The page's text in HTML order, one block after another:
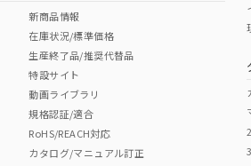
Cr(VI)
新商品情報
在庫状況/標準価格
生産終了品/推奨代替品
特設サイト
動画ライブラリ
規格認証/適合
RoHS/REACH対応
カタログ/マニュアル訂正